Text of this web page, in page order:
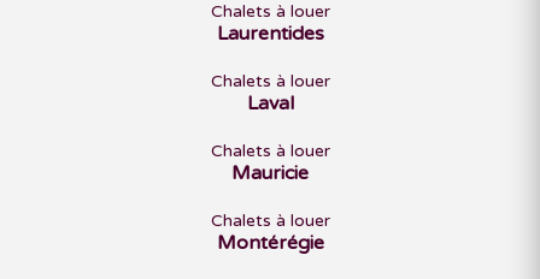
Chalets à louer
Laurentides
Chalets à louer
Laval
Chalets à louer
Mauricie
Chalets à louer
Montérégie